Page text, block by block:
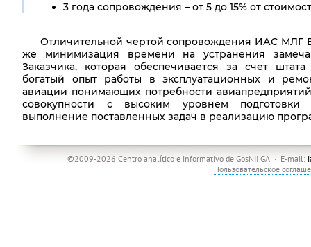
3 года cопровождения – от 5 до 15% от
Отличительной чертой сопровождения ИАС МЛГ
же минимизация времени на устранения
Заказчика, которая обеспечивается за счет
богатый опыт работы в эксплуатационных и
авиации понимающих потребности
совокупности с высоким уровнем подготовки
выполнение поставленных задач в реализацию
©2009-2026 Centro analítico e informativo de GosNII GA · E-mail:
Пользовательское